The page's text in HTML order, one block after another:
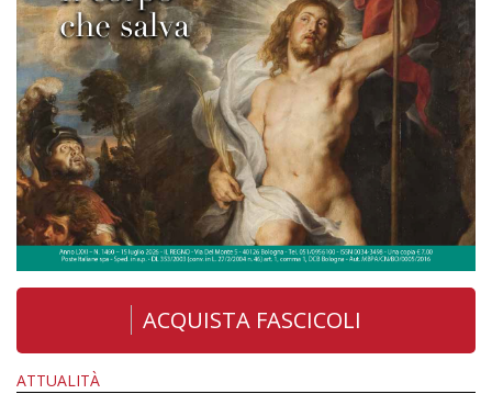
ACQUISTA FASCICOLI
ATTUALITÀ